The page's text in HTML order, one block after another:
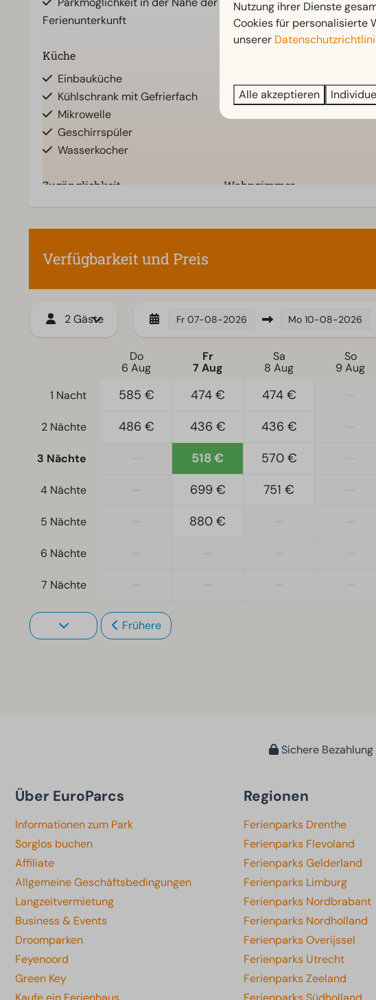
Ferienunterkunft
Küche
Einbauküche
Kühlschrank mit Gefrierfach
Mikrowelle
Geschirrspüler
Wasserkocher
Zugänglichkeit
Ebenerdig
Wohnzimmer
Fernseher
Zeig mehr ↓
Verfügbarkeit und Preis
2 Gäste Fr 07-08-2026 Mo 10-08-2026
Do
6 Aug
Fr
7 Aug
Sa
8 Aug
So
9 Aug
1 Nacht
585 € 474 € 474 €
2 Nächte 486 € 436 € 436 €
3 Nächte 518 € 570 €
4 Nächte 699 € 751 €
5 Nächte 880 €
6 Nächte
7 Nächte
Frühere
Sichere Bezahlung
Über EuroParcs
Informationen zum Park
Sorglos buchen
Affiliate
Allgemeine Geschäftsbedingungen
Langzeitvermietung
Business & Events
Droomparken
Feyenoord
Green Key
Regionen
Ferienparks Drenthe
Ferienparks Flevoland
Ferienparks Gelderland
Ferienparks Limburg
Ferienparks Nordbrabant
Ferienparks Nordholland
Ferienparks Overijssel
Ferienparks Utrecht
Ferienparks Zeeland
Nutzung ihrer Dienste
Cookies für personalisierte
unserer
Alle akzeptieren